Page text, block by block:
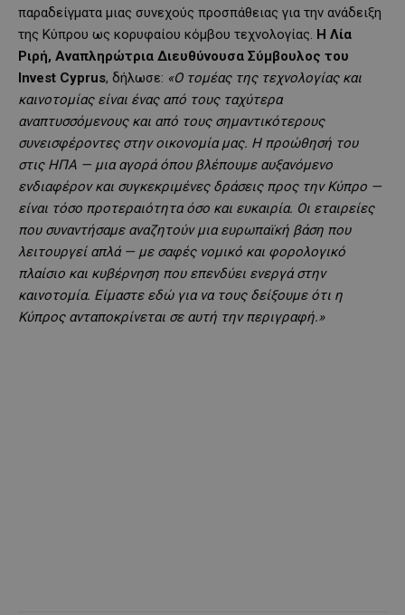
παραδείγματα μιας συνεχούς προσπάθειας για την ανάδειξη
της Κύπρου ως κορυφαίου κόμβου τεχνολογίας. Η Λία
Ριρή, Αναπληρώτρια Διευθύνουσα Σύμβουλος του
Invest Cyprus, δήλωσε: «Ο τομέας της τεχνολογίας και
καινοτομίας είναι ένας από τους ταχύτερα
αναπτυσσόμενους και από τους σημαντικότερους
συνεισφέροντες στην οικονομία μας. Η προώθησή του
στις ΗΠΑ — μια αγορά όπου βλέπουμε αυξανόμενο
ενδιαφέρον και συγκεκριμένες δράσεις προς την Κύπρο —
είναι τόσο προτεραιότητα όσο και ευκαιρία. Οι εταιρείες
που συναντήσαμε αναζητούν μια ευρωπαϊκή βάση που
λειτουργεί απλά — με σαφές νομικό και φορολογικό
πλαίσιο και κυβέρνηση που επενδύει ενεργά στην
καινοτομία. Είμαστε εδώ για να τους δείξουμε ότι η
Κύπρος ανταποκρίνεται σε αυτή την περιγραφή.»